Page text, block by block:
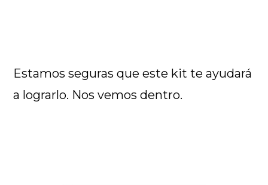
Estamos seguras que este kit te ayudará
a lograrlo. Nos vemos dentro.